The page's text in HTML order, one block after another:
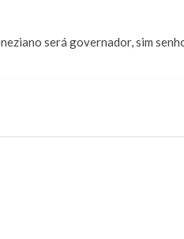
será governador, sim